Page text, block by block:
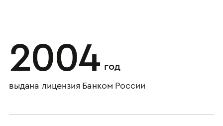
2004 год
выдана лицензия Банком России